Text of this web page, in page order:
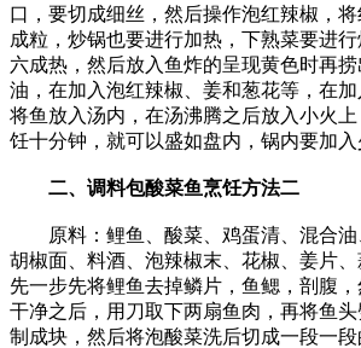
口，要切成细丝，然后操作泡红辣椒，
成粒，炒锅也要进行加热，下熟菜要进
六成热，然后放入鱼炸的呈现黄色时再
油，在加入泡红辣椒、姜和葱花等，在
将鱼放入汤内，在汤沸腾之后放入小火
饪十分钟，就可以盛如盘内，锅内要加入
二、调料包酸菜鱼烹饪方法二
原料：鲤鱼、酸菜、鸡蛋清、混合油
胡椒面、料酒、泡辣椒末、花椒、姜片
先一步先将鲤鱼去掉鳞片，鱼鳃，剖腹
干净之后，用刀取下两扇鱼肉，再将鱼
制成块，然后将泡酸菜洗后切成一段一段